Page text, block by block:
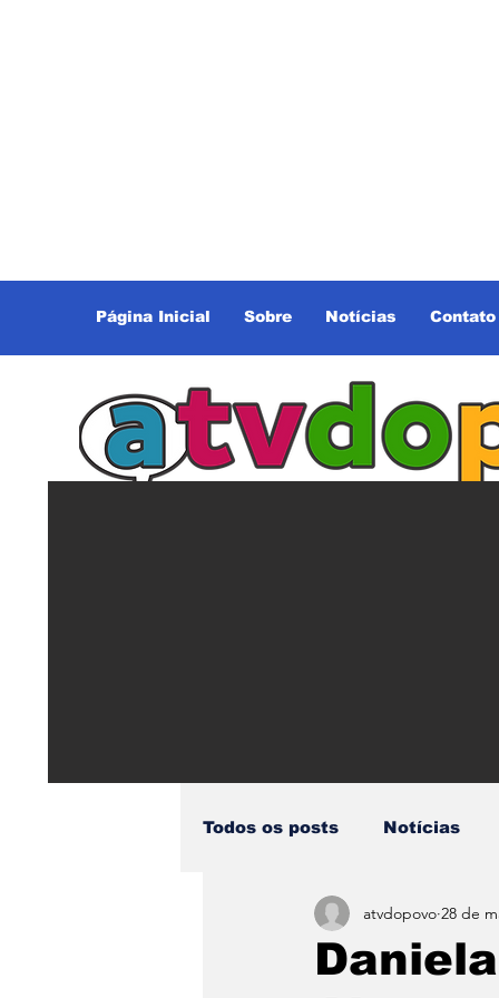
Página Inicial Sobre Notícias Contato
Todos os posts Notícias
Pandemia Covid19
atvdopovo 28 de